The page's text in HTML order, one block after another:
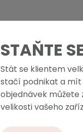
STAŇTE
Stát se klientem
stačí podnikat a mít
objednávek můžete
velikosti vašeho